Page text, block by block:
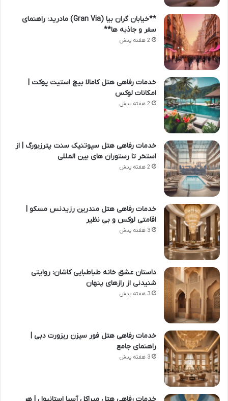
**خیابان گران بیا (Gran Via) مادرید: راهنمای
سفر و جاذبه ها**
2 هفته پیش
خدمات رفاهی هتل کامالا بیچ استیت پوکت |
امکانات لوکس
2 هفته پیش
خدمات رفاهی هتل سپوتنیک سنت پترزبورگ | از
استخر تا رستوران های بین المللی
2 هفته پیش
خدمات رفاهی هتل مندرین رزیدنس مسکو |
اقامتی لوکس و بی نظیر
3 هفته پیش
داستان عشق خانه طباطبایی کاشان: روایتی
شنیدنی از رازهای پنهان
3 هفته پیش
خدمات رفاهی هتل فور سیزن ریزورت دبی |
راهنمای جامع
3 هفته پیش
خدمات رفاهی هتل میراکل آسیا استانبول | هر